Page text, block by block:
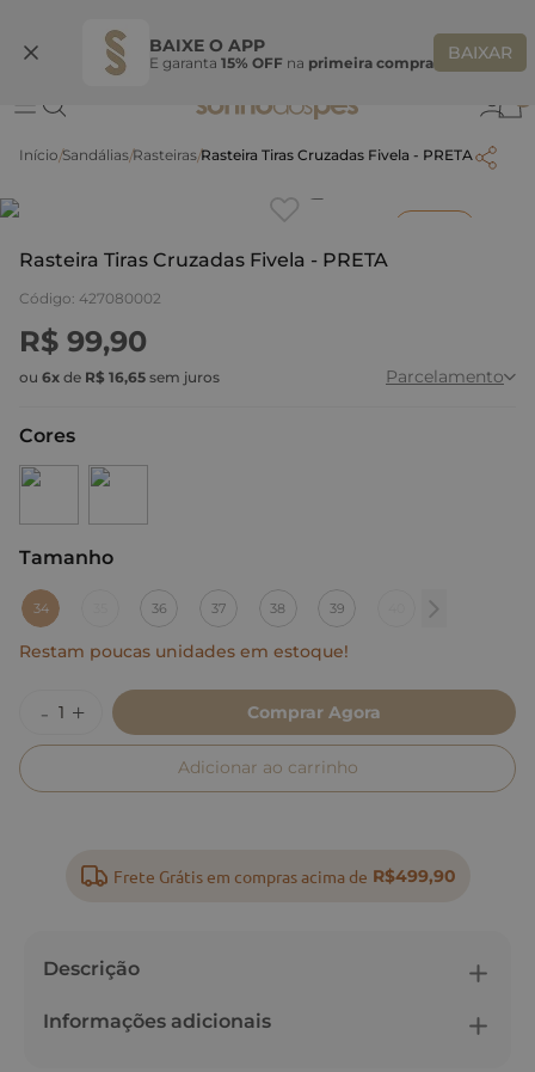
BAIXE O APP
E garanta 15% OFF na primeira compra BAIXAR
Ganhe 10% OFF na coleção utilizando o código do seu vendedor*
Sandálias Rasteiras Rasteira Tiras Cruzadas Fivela - PRETA
Rasteira Tiras Cruzadas Fivela - PRETA
Código: 427080002
R$ 99,90
ou 6x de R$ 16,65 sem juros Parcelamento
Cores
Tamanho
: 34
34 36 37 38 39
Restam poucas unidades em estoque!
Comprar Agora
Adicionar ao carrinho
Frete Grátis em compras acima de R$499,90
Descrição
Informações adicionais